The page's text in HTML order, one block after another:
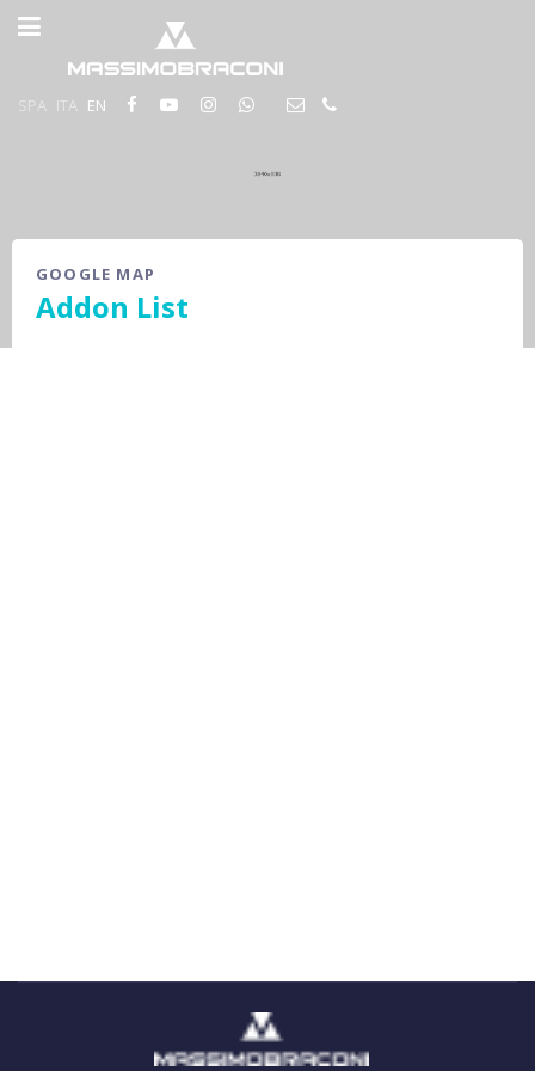
SPA ITA EN
GOOGLE MAP
Addon List